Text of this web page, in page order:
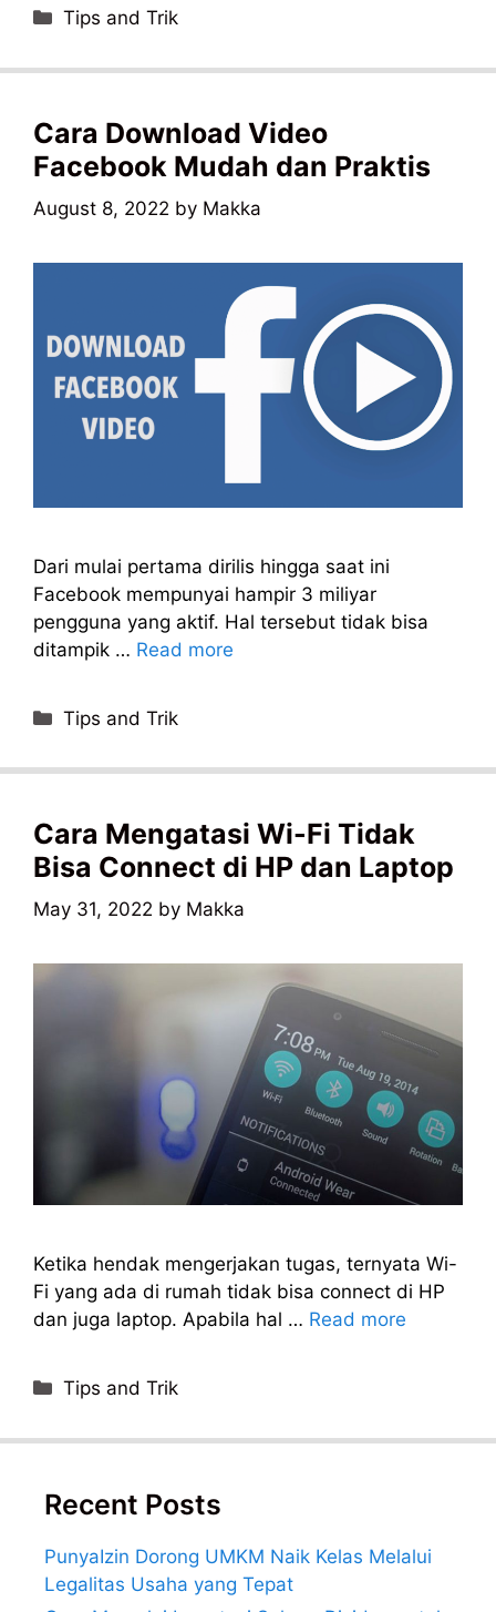
Categories
Tips and Trik
Cara Download Video
Facebook Mudah dan Praktis
August 8, 2022 by Makka
Dari mulai pertama dirilis hingga saat ini
Facebook mempunyai hampir 3 miliyar
pengguna yang aktif. Hal tersebut tidak bisa
ditampik … Read more
Categories
Tips and Trik
Cara Mengatasi Wi-Fi Tidak
Bisa Connect di HP dan Laptop
May 31, 2022 by Makka
Ketika hendak mengerjakan tugas, ternyata Wi-
Fi yang ada di rumah tidak bisa connect di HP
dan juga laptop. Apabila hal … Read more
Categories
Tips and Trik
Recent Posts
PunyaIzin Dorong UMKM Naik Kelas Melalui
Legalitas Usaha yang Tepat